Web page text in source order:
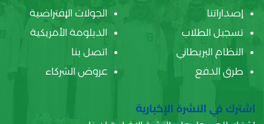
إصداراتنا
الجولات الإفتراضية
تسجيل الطلاب
الدبلومة الأمريكية
النظام البريطاني
اتصل بنا
طرق الدفع
عروض الشركاء
اشترك في النشرة الإخبارية